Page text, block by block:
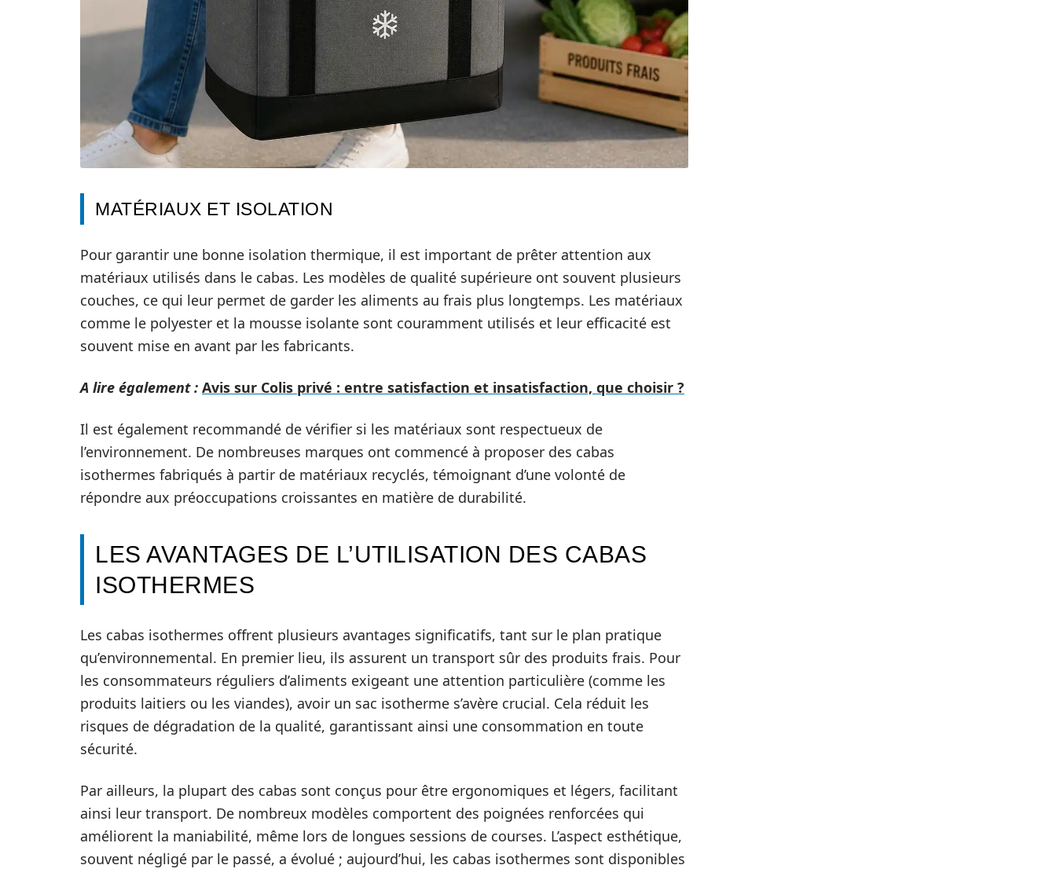
MATÉRIAUX ET ISOLATION
Pour garantir une bonne isolation thermique, il est important de prêter attention aux
matériaux utilisés dans le cabas. Les modèles de qualité supérieure ont souvent plusieurs
couches, ce qui leur permet de garder les aliments au frais plus longtemps. Les matériaux
comme le polyester et la mousse isolante sont couramment utilisés et leur efficacité est
souvent mise en avant par les fabricants.
A lire également : Avis sur Colis privé : entre satisfaction et insatisfaction, que choisir ?
Il est également recommandé de vérifier si les matériaux sont respectueux de
l’environnement. De nombreuses marques ont commencé à proposer des cabas
isothermes fabriqués à partir de matériaux recyclés, témoignant d’une volonté de
répondre aux préoccupations croissantes en matière de durabilité.
LES AVANTAGES DE L’UTILISATION DES CABAS
ISOTHERMES
Les cabas isothermes offrent plusieurs avantages significatifs, tant sur le plan pratique
qu’environnemental. En premier lieu, ils assurent un transport sûr des produits frais. Pour
les consommateurs réguliers d’aliments exigeant une attention particulière (comme les
produits laitiers ou les viandes), avoir un sac isotherme s’avère crucial. Cela réduit les
risques de dégradation de la qualité, garantissant ainsi une consommation en toute
sécurité.
Par ailleurs, la plupart des cabas sont conçus pour être ergonomiques et légers, facilitant
ainsi leur transport. De nombreux modèles comportent des poignées renforcées qui
améliorent la maniabilité, même lors de longues sessions de courses. L’aspect esthétique,
souvent négligé par le passé, a évolué ; aujourd’hui, les cabas isothermes sont disponibles